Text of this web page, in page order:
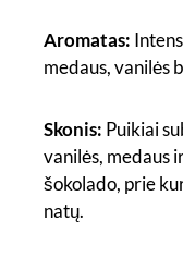
Aromatas:
medaus, vanilės
Skonis: Puikiai
vanilės, medaus
šokolado, prie
natų.